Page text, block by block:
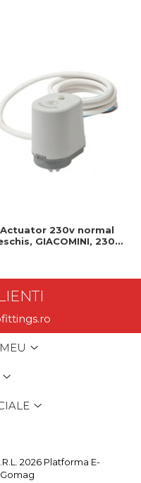
Actuator 230v normal
GIACOMINI, 230v,
2026 Platforma E-